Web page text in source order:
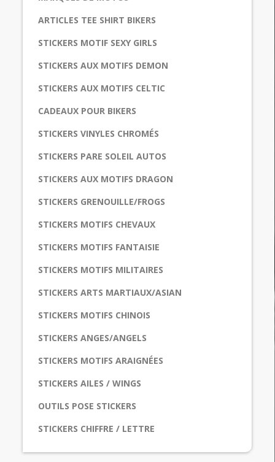
ARTICLES TEE SHIRT BIKERS
STICKERS MOTIF SEXY GIRLS
STICKERS AUX MOTIFS DEMON
STICKERS AUX MOTIFS CELTIC
CADEAUX POUR BIKERS
STICKERS VINYLES CHROMÉS
STICKERS PARE SOLEIL AUTOS
STICKERS AUX MOTIFS DRAGON
STICKERS GRENOUILLE/FROGS
STICKERS MOTIFS CHEVAUX
STICKERS MOTIFS FANTAISIE
STICKERS MOTIFS MILITAIRES
STICKERS ARTS MARTIAUX/ASIAN
STICKERS MOTIFS CHINOIS
STICKERS ANGES/ANGELS
STICKERS MOTIFS ARAIGNÉES
STICKERS AILES / WINGS
OUTILS POSE STICKERS
STICKERS CHIFFRE / LETTRE